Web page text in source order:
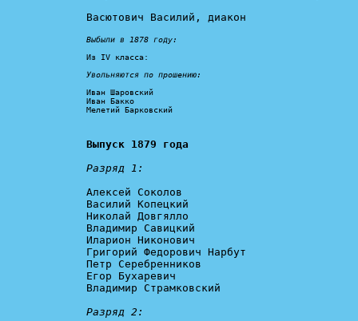
Васютович Василий, диакон
Выбыли в 1878 году:
Из IV класса:
Увольняются по прошению:
Иван Шаровский
Иван Бакко
Мелетий Барковский
Выпуск 1879 года
Разряд 1:
Алексей Соколов
Василий Копецкий
Николай Довгялло
Владимир Савицкий
Иларион Никонович
Григорий Федорович Нарбут
Петр Серебренников
Егор Бухаревич
Владимир Страмковский
Разряд 2: